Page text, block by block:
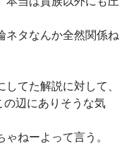
ネタなんか全然関係ね
てた解説に対して、
辺にありそうな気
ねーよって言う。